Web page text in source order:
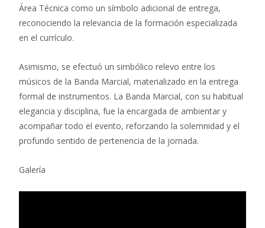
Área Técnica como un símbolo adicional de entrega,
reconociendo la relevancia de la formación especializada
en el currículo.
Asimismo, se efectuó un simbólico relevo entre los
músicos de la Banda Marcial, materializado en la entrega
formal de instrumentos. La Banda Marcial, con su habitual
elegancia y disciplina, fue la encargada de ambientar y
acompañar todo el evento, reforzando la solemnidad y el
profundo sentido de pertenencia de la jornada.
Galería